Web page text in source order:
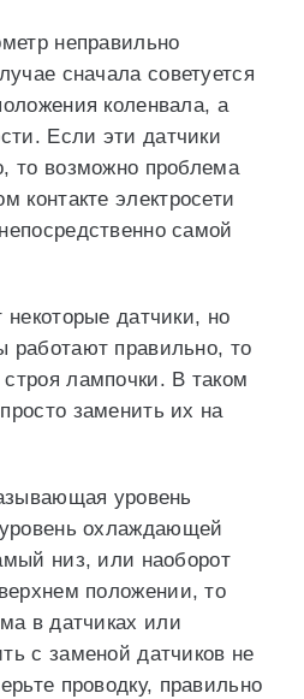
неправильно
сначала советуется
коленвала, а
Если эти датчики
то возможно проблема
контакте электросети
самой
датчики, но
работают правильно, то
лампочки. В таком
заменить их на
уровень
охлаждающей
низ, или наоборот
положении, то
в датчиках или
с заменой датчиков не
проводку, правильно